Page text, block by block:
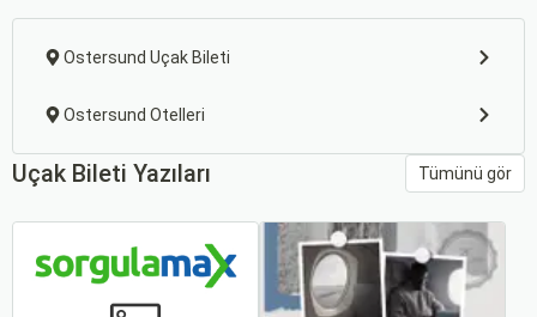
Ostersund Uçak Bileti
Ostersund Otelleri
Uçak Bileti Yazıları Tümünü gör